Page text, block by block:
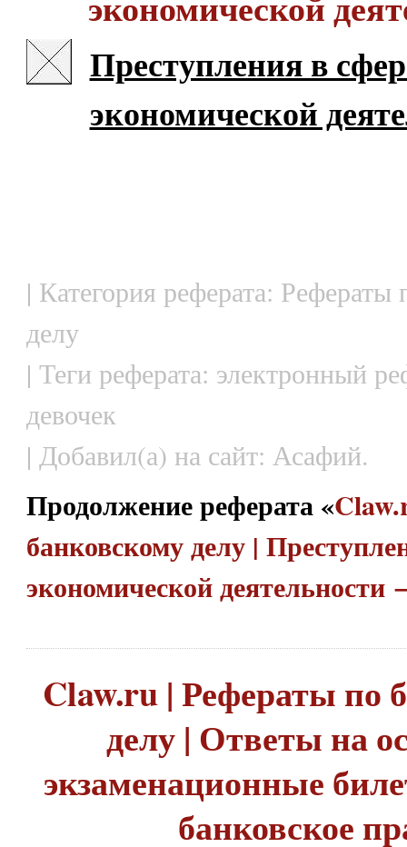
Преступления в
экономической
| Категория реферата: Рефераты
делу
| Теги реферата: электронный
девочек
| Добавил(а) на сайт: Асафий.
Продолжение реферата «
банковскому делу |
экономической деятельности
Claw.ru | Рефераты по
делу | Ответы на
экзаменационные
банковское